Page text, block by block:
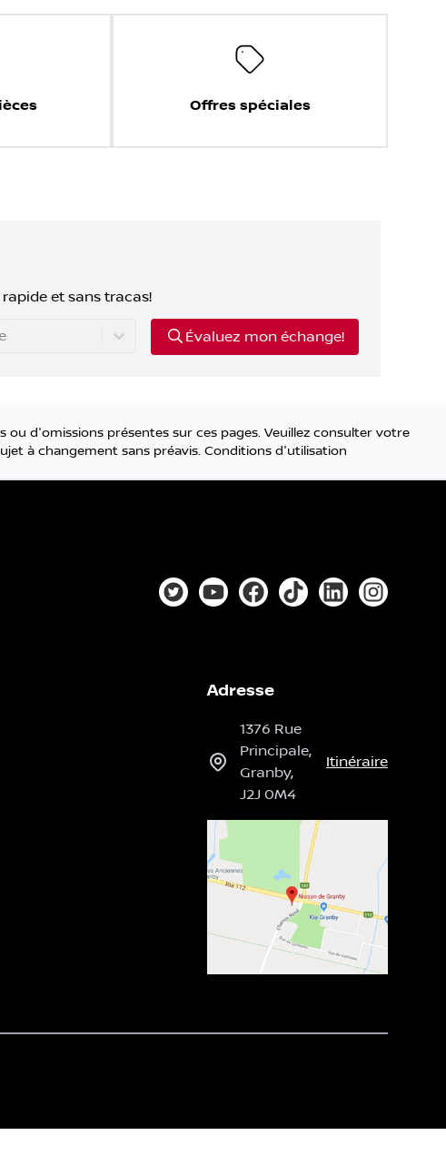
Offres spéciales
et sans tracas!
Évaluez mon échange!
d'omissions présentes sur ces pages. Veuillez consulter votre
à changement sans préavis. Conditions d'utilisation
Lien vers notre compte Twitter
Lien vers notre chaîne YouTube
Lien vers notre page
Lien vers notre
Lien vers notre
Lien vers
Adresse
1376 Rue
Principale,
Granby,
J2J 0M4
Itinéraire